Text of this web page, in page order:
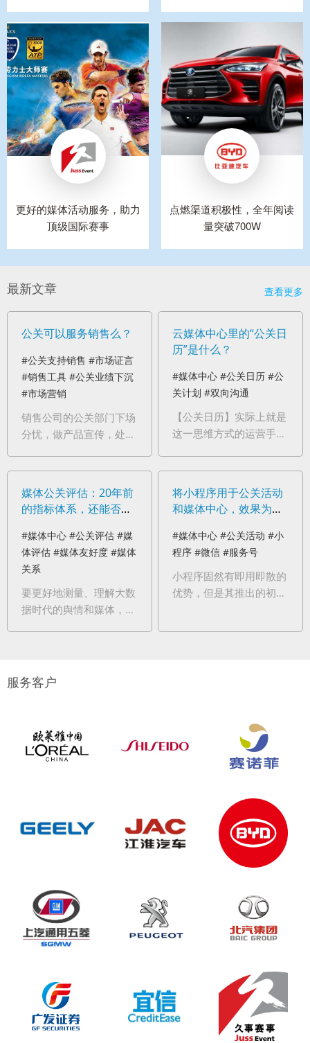
更好的媒体活动服务，助力
顶级国际赛事
点燃渠道积极性，全年阅读
量突破700W
最新文章 查看更多
公关可以服务销售么？
#公关支持销售 #市场证言
#销售工具 #公关业绩下沉
#市场营销
销售公司的公关部门下场
分忧，做产品宣传，处理
决刺头消费者的网上控
诉。但还是存在屏障，因
为这些工作都没有下沉到
销售一线。
云媒体中心里的“公关日
历”是什么？
#媒体中心 #公关日历 #公
关计划 #双向沟通
【公关日历】实际上就是
这一思维方式的运营手
媒体，更方便将自身资讯
“融入”到媒体自身选题
中，互不干扰，但又互惠
互利，或许才是公关真正
媒体公关评估：20年前
的指标体系，还能否照
#媒体中心 #公关评估 #媒
体评估 #媒体友好度 #媒体
关系
要更好地测量、理解大数
据时代的舆情和媒体，就
正衡量“好坏”。其次，必
须从简单数量层面的“统
将小程序用于公关活动
和媒体中心，效果为何
#媒体中心 #公关活动 #小
程序 #微信 #服务号
小程序固然有即用即散的
优势，但是其推出的初衷
服务客户